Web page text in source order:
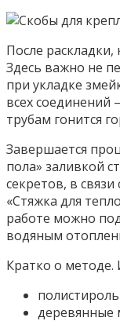
После раскладки,
Здесь важно не
при укладке
всех соединений
трубам гонится
Завершается
пола» заливкой
секретов, в
«Стяжка для
работе можно
водяным
Кратко о методе.
деревянные